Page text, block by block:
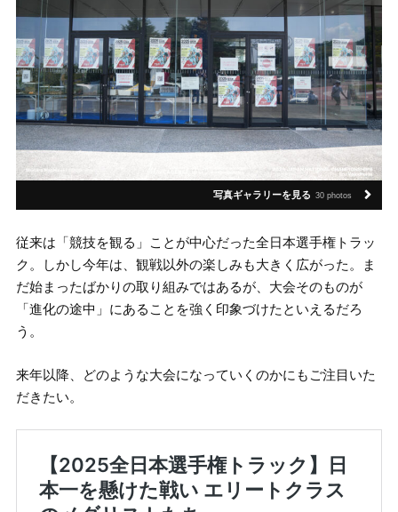
写真ギャラリーを見る 30 photos
従来は「競技を観る」ことが中心だった全日本選手権トラッ
ク。しかし今年は、観戦以外の楽しみも大きく広がった。ま
だ始まったばかりの取り組みではあるが、大会そのものが
「進化の途中」にあることを強く印象づけたといえるだろ
う。
来年以降、どのような大会になっていくのかにもご注目いた
だきたい。